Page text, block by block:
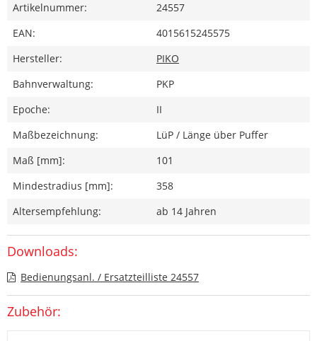
Artikelnummer:
24557
EAN:
4015615245575
Hersteller:
PIKO
Bahnverwaltung:
PKP
Epoche:
II
Maßbezeichnung:
LüP / Länge über Puffer
Maß [mm]:
101
Mindestradius [mm]:
358
Altersempfehlung:
ab 14 Jahren
Downloads:
Bedienungsanl. / Ersatzteilliste 24557
Zubehör: